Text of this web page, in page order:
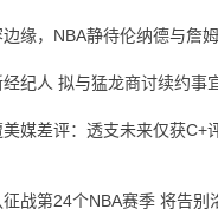
缘，NBA静待伦纳德与詹
纪人 拟与猛龙商讨续约事
媒差评：透支未来仅获C+
战第24个NBA赛季 将告别